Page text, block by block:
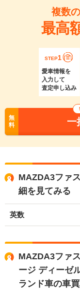
複数
最高
STEP1
愛車情報を
入力して
査定申し込み
無
料
一
MAZDA3ファ
細を見てみる
英数
MAZDA3ファ
ージ ディーゼ
ランド車の車